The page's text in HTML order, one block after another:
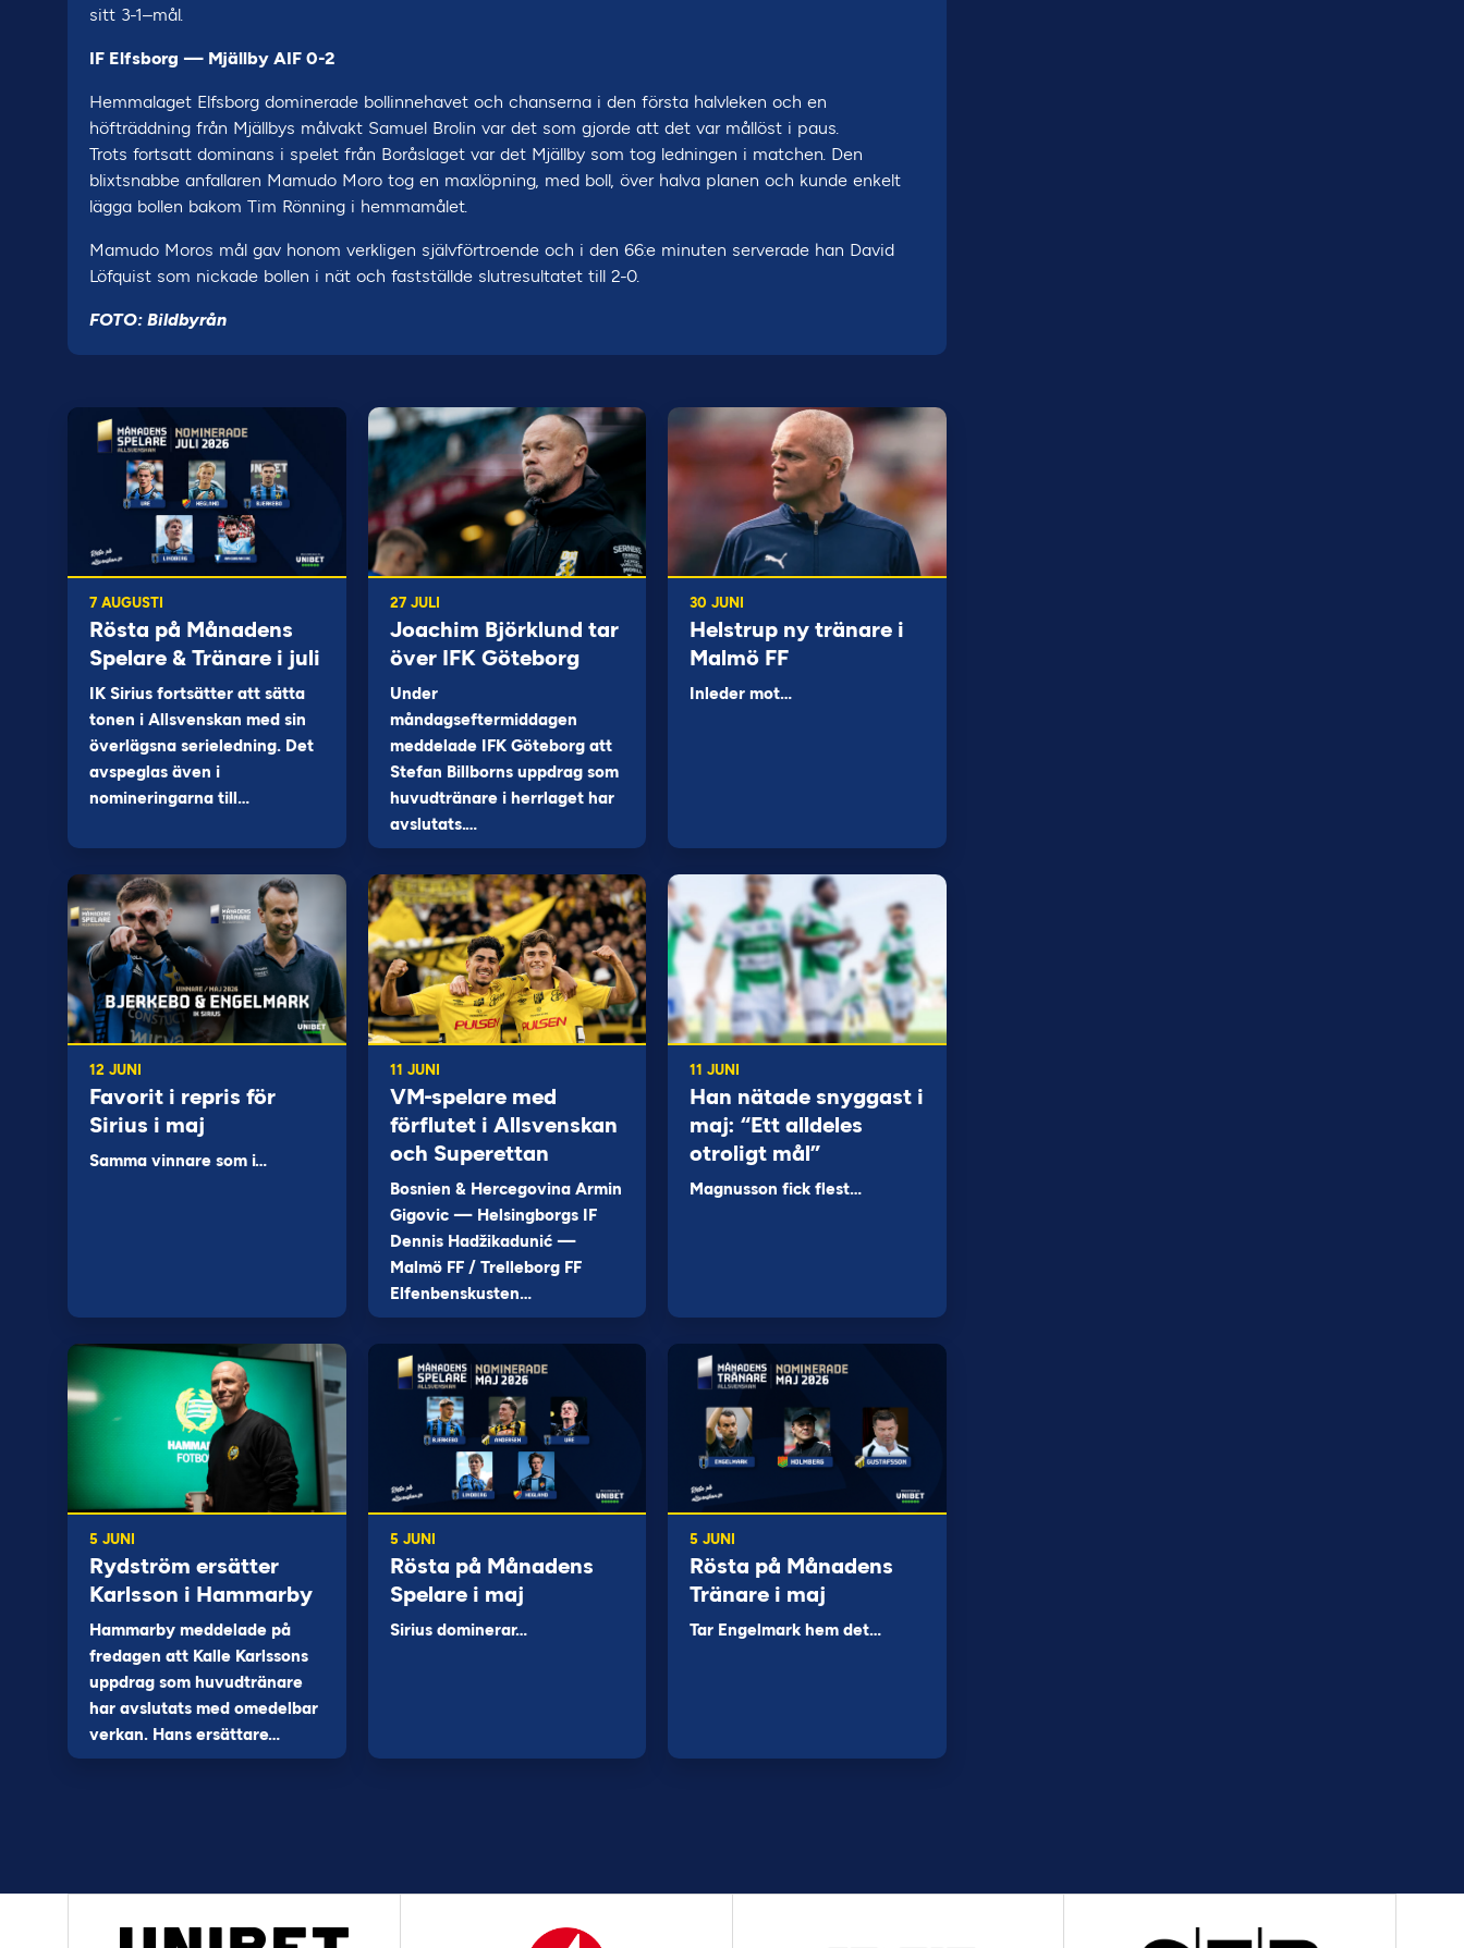
sitt 3-1–mål.
IF Elfsborg — Mjällby AIF 0-2
Hemmalaget Elfsborg dominerade bollinnehavet och chanserna i den första halvleken och en
höfträddning från Mjällbys målvakt Samuel Brolin var det som gjorde att det var mållöst i paus.
Trots fortsatt dominans i spelet från Boråslaget var det Mjällby som tog ledningen i matchen. Den
blixtsnabbe anfallaren Mamudo Moro tog en maxlöpning, med boll, över halva planen och kunde enkelt
lägga bollen bakom Tim Rönning i hemmamålet.
Mamudo Moros mål gav honom verkligen självförtroende och i den 66:e minuten serverade han David
Löfquist som nickade bollen i nät och fastställde slutresultatet till 2-0.
FOTO: Bildbyrån
7 AUGUSTI
Rösta på Månadens
Spelare & Tränare i juli
IK Sirius fortsätter att sätta
tonen i Allsvenskan med sin
överlägsna serieledning. Det
avspeglas även i
nomineringarna till…
27 JULI
Joachim Björklund tar
över IFK Göteborg
Under
måndagseftermiddagen
meddelade IFK Göteborg att
Stefan Billborns uppdrag som
huvudtränare i herrlaget har
avslutats.…
30 JUNI
Helstrup ny tränare i
Malmö FF
Inleder mot…
12 JUNI
Favorit i repris för
Sirius i maj
Samma vinnare som i…
11 JUNI
VM-spelare med
förflutet i Allsvenskan
och Superettan
Bosnien & Hercegovina Armin
Gigovic — Helsingborgs IF
Dennis Hadžikadunić —
Malmö FF / Trelleborg FF
Elfenbenskusten…
11 JUNI
Han nätade snyggast i
maj: “Ett alldeles
otroligt mål”
Magnusson fick flest…
5 JUNI
Rydström ersätter
Karlsson i Hammarby
Hammarby meddelade på
fredagen att Kalle Karlssons
uppdrag som huvudtränare
har avslutats med omedelbar
verkan. Hans ersättare…
5 JUNI
Rösta på Månadens
Spelare i maj
Sirius dominerar…
5 JUNI
Rösta på Månadens
Tränare i maj
Tar Engelmark hem det…